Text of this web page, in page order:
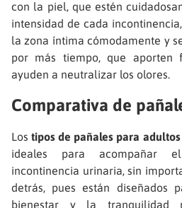
con la piel, que estén
intensidad de cada
la zona íntima cómodamente y
por más tiempo, que aporten
ayuden a neutralizar los olores.
Comparativa de
Lostipos de pañales para
ideales para acompañar
incontinencia urinaria, sin
detrás, pues están diseñados
bienestar y la tranquilidad